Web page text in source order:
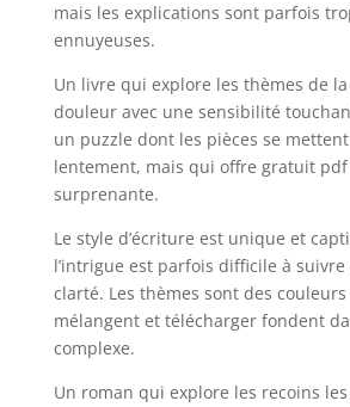
mais les explications sont parfois
ennuyeuses.
Un livre qui explore les thèmes de
douleur avec une sensibilité
un puzzle dont les pièces se
lentement, mais qui offre gratuit
surprenante.
Le style d’écriture est unique et
l’intrigue est parfois difficile à
clarté. Les thèmes sont des
mélangent et télécharger fondent
complexe.
Un roman qui explore les recoins